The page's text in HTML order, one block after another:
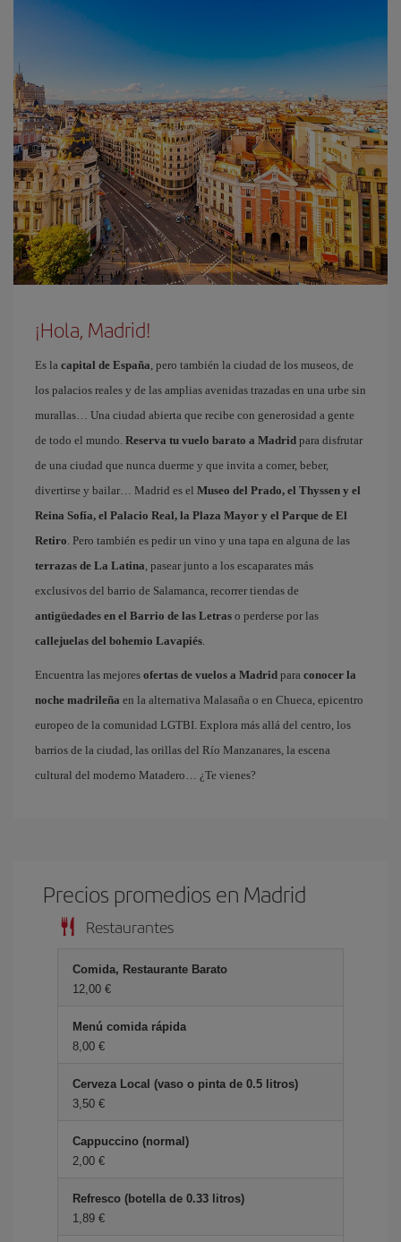
¡Hola, Madrid!
Es la capital de España, pero también la ciudad de los museos, de
los palacios reales y de las amplias avenidas trazadas en una urbe sin
murallas… Una ciudad abierta que recibe con generosidad a gente
de todo el mundo. Reserva tu vuelo barato a Madrid para disfrutar
de una ciudad que nunca duerme y que invita a comer, beber,
divertirse y bailar… Madrid es el Museo del Prado, el Thyssen y el
Reina Sofía, el Palacio Real, la Plaza Mayor y el Parque de El
Retiro. Pero también es pedir un vino y una tapa en alguna de las
terrazas de La Latina, pasear junto a los escaparates más
exclusivos del barrio de Salamanca, recorrer tiendas de
antigüedades en el Barrio de las Letras o perderse por las
callejuelas del bohemio Lavapiés.
Encuentra las mejores ofertas de vuelos a Madrid para conocer la
noche madrileña en la alternativa Malasaña o en Chueca, epicentro
europeo de la comunidad LGTBI. Explora más allá del centro, los
barrios de la ciudad, las orillas del Río Manzanares, la escena
cultural del moderno Matadero… ¿Te vienes?
Precios promedios en Madrid
Restaurantes
Comida, Restaurante Barato
12,00 €
Menú comida rápida
8,00 €
Cerveza Local (vaso o pinta de 0.5 litros)
3,50 €
Cappuccino (normal)
2,00 €
Refresco (botella de 0.33 litros)
1,89 €